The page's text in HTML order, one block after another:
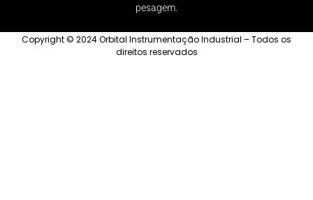
pesagem.
Copyright © 2024 Orbital Instrumentação Industrial – Todos os
direitos reservados